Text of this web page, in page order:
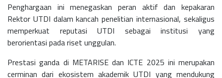
Penghargaan ini menegaskan peran aktif dan kepakaran
Rektor UTDI dalam kancah penelitian internasional, sekaligus
memperkuat reputasi UTDI sebagai institusi yang
berorientasi pada riset unggulan.
Prestasi ganda di METARISE dan ICTE 2025 ini merupakan
cerminan dari ekosistem akademik UTDI yang mendukung